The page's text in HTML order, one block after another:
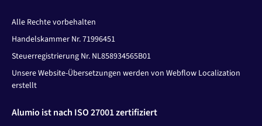
Alle Rechte vorbehalten
Handelskammer Nr. 71996451
Steuerregistrierung Nr. NL858934565B01
Unsere Website-Übersetzungen werden von Webflow Localization
erstellt
Alumio ist nach ISO 27001 zertifiziert